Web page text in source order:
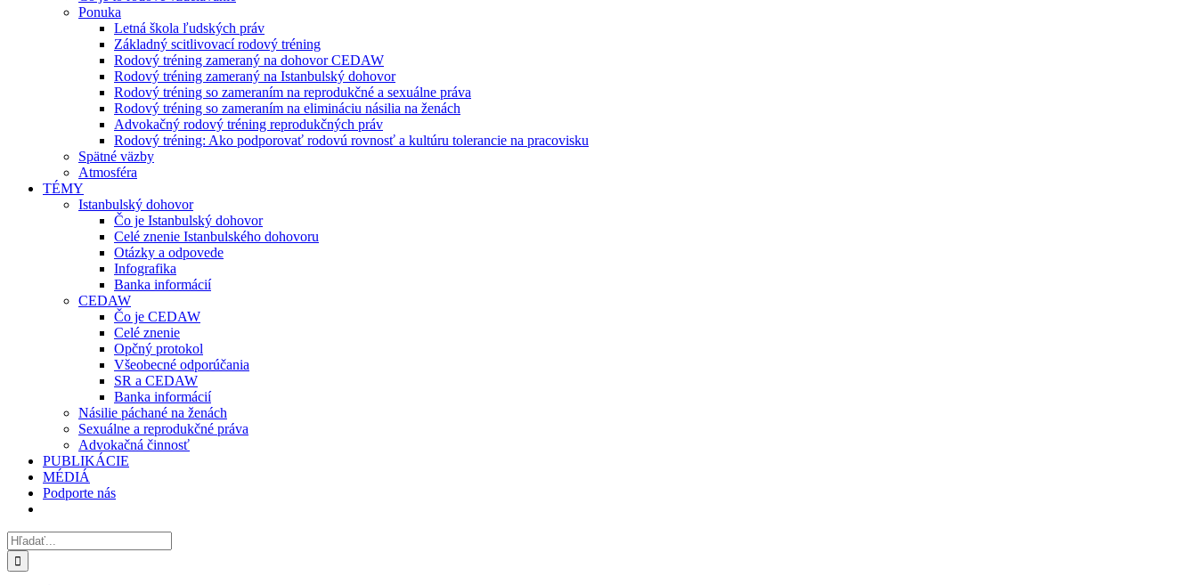
Ponuka
Letná škola ľudských práv
Základný scitlivovací rodový tréning
Rodový tréning zameraný na dohovor CEDAW
Rodový tréning zameraný na Istanbulský dohovor
Rodový tréning so zameraním na reprodukčné a sexuálne práva
Rodový tréning so zameraním na elimináciu násilia na ženách
Advokačný rodový tréning reprodukčných práv
Rodový tréning: Ako podporovať rodovú rovnosť a kultúru tolerancie na pracovisku
Spätné väzby
Atmosféra
TÉMY
Istanbulský dohovor
Čo je Istanbulský dohovor
Celé znenie Istanbulského dohovoru
Otázky a odpovede
Infografika
Banka informácií
CEDAW
Čo je CEDAW
Celé znenie
Opčný protokol
Všeobecné odporúčania
SR a CEDAW
Banka informácií
Násilie páchané na ženách
Sexuálne a reprodukčné práva
Advokačná činnosť
PUBLIKÁCIE
MÉDIÁ
Podporte nás
Hľadať: